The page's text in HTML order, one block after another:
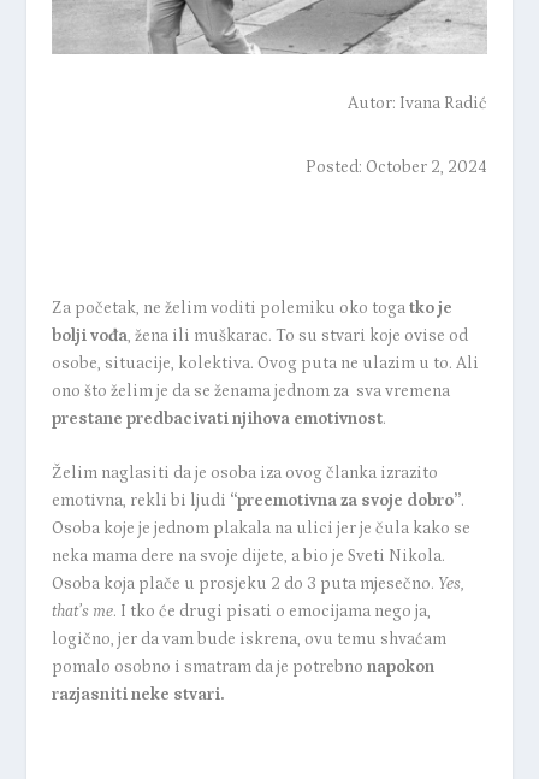
Autor: Ivana Radić
Posted: October 2, 2024
Za početak, ne želim voditi polemiku oko togatko je
bolji vođa, žena ili muškarac. To su stvari koje ovise od
osobe, situacije, kolektiva. Ovog puta ne ulazim u to. Ali
ono što želim je da se ženama jednom za sva vremena
prestane predbacivati njihova emotivnost.
Želim naglasiti da je osoba iza ovog članka izrazito
emotivna, rekli bi ljudi “preemotivna za svoje dobro”.
Osoba koje je jednom plakala na ulici jer je čula kako se
neka mama dere na svoje dijete, a bio je Sveti Nikola.
Osoba koja plače u prosjeku 2 do 3 puta mjesečno. Yes,
that’s me. I tko će drugi pisati o emocijama nego ja,
logično, jer da vam bude iskrena, ovu temu shvaćam
pomalo osobno i smatram da je potrebno napokon
razjasniti neke stvari.